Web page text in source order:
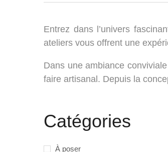
Entrez dans l’univers
ateliers vous offrent une
Dans une ambiance
faire artisanal. Depuis la
Catégories
À poser